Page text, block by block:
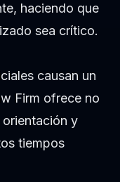
haciendo que
sea crítico.
causan un
Firm ofrece no
y
tiempos